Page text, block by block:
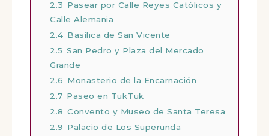
2.3 Pasear por Calle Reyes Católicos y
Calle Alemania
2.4 Basílica de San Vicente
2.5 San Pedro y Plaza del Mercado
Grande
2.6 Monasterio de la Encarnación
2.7 Paseo en TukTuk
2.8 Convento y Museo de Santa Teresa
2.9 Palacio de Los Superunda